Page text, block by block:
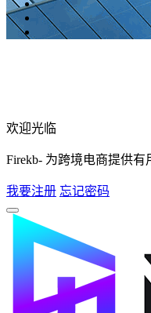
欢迎光临
Firekb- 为跨境电商提供有
我要注册 忘记密码